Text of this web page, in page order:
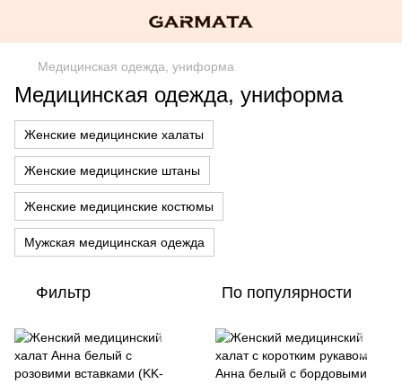
Медицинская одежда, униформа
Медицинская одежда, униформа
Женские медицинские халаты
Женские медицинские штаны
Женские медицинские костюмы
Мужская медицинская одежда
Фильтр По популярности